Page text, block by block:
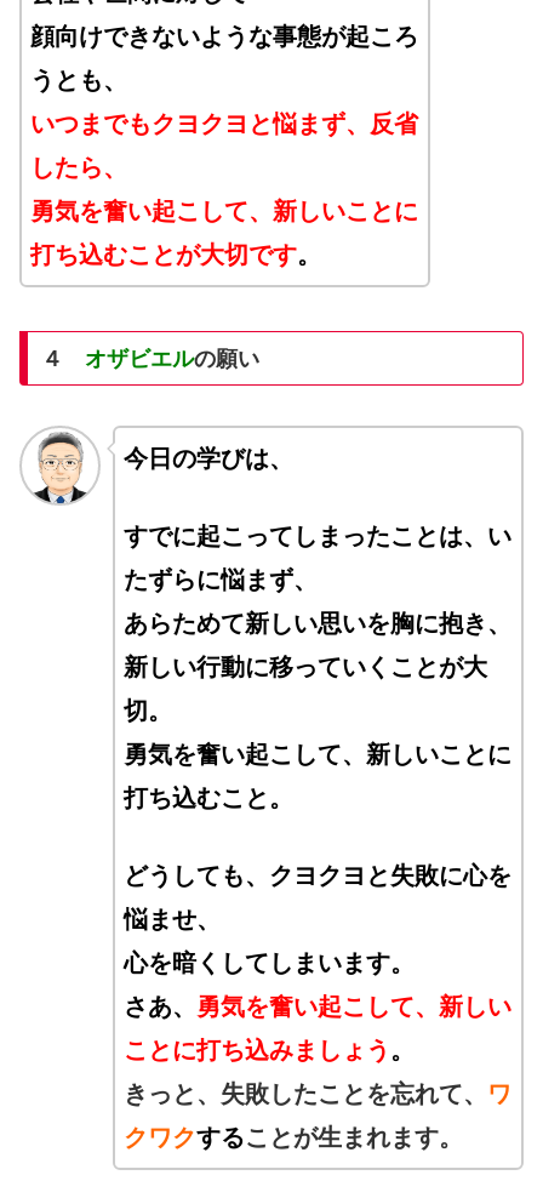
顔向けできないような事態が起ころ
うとも、
いつまでもクヨクヨと悩まず、反省
したら、
勇気を奮い起こして、新しいことに
打ち込むことが大切です。
４ オザビエルの願い
今日の学びは、
すでに起こってしまったことは、い
たずらに悩まず、
あらためて新しい思いを胸に抱き、
新しい行動に移っていくことが大
切。
勇気を奮い起こして、新しいことに
打ち込むこと。
どうしても、クヨクヨと失敗に心を
悩ませ、
心を暗くしてしまいます。
さあ、
勇気を奮い起こして、新しい
ことに打ち込みましょう 。
きっと、失敗したことを忘れて、
ワ
クワクすることが生まれます。